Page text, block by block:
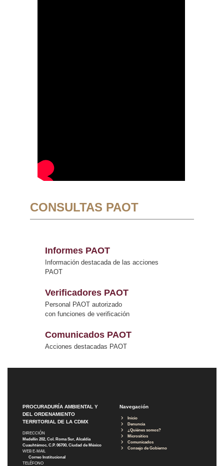
CONSULTAS PAOT
Informes PAOT
Información destacada de las acciones
PAOT
Verificadores PAOT
Personal PAOT autorizado
con funciones de verificación
Comunicados PAOT
Acciones destacadas PAOT
PROCURADURÍA AMBIENTAL Y
DEL ORDENAMIENTO
TERRITORIAL DE LA CDMX
DIRECCIÓN
Medellín 202, Col. Roma Sur, Alcaldía
Cuauhtémoc, C.P. 06700, Ciudad de México
WEB E-MAIL
Correo Institucional
TELÉFONO
Navegación
Inicio
Denuncia
¿Quiénes somos?
Micrositios
Comunicados
Consejo de Gobierno